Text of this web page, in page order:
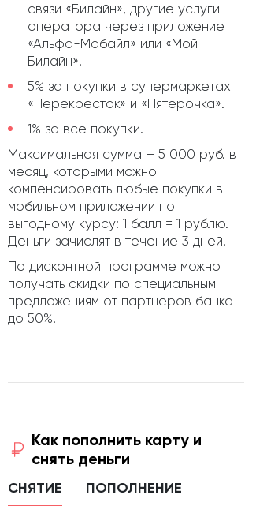
связи «Билайн», другие услуги
оператора через приложение
«Альфа-Мобайл» или «Мой
Билайн».
5% за покупки в супермаркетах
«Перекресток» и «Пятерочка».
1% за все покупки.
Максимальная сумма – 5 000 руб. в
месяц, которыми можно
компенсировать любые покупки в
мобильном приложении по
выгодному курсу: 1 балл = 1 рублю.
Деньги зачислят в течение 3 дней.
По дисконтной программе можно
получать скидки по специальным
предложениям от партнеров банка
до 50%.
Как пополнить карту и
снять деньги
СНЯТИЕ ПОПОЛНЕНИЕ